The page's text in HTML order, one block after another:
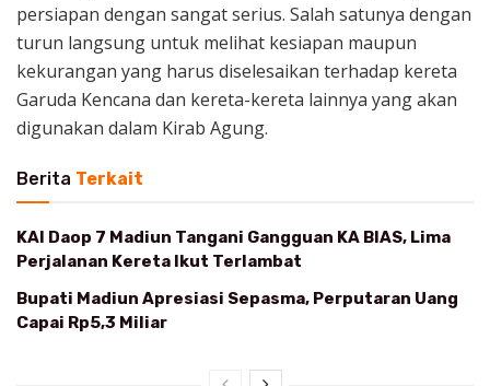
persiapan dengan sangat serius. Salah satunya dengan
turun langsung untuk melihat kesiapan maupun
kekurangan yang harus diselesaikan terhadap kereta
Garuda Kencana dan kereta-kereta lainnya yang akan
digunakan dalam Kirab Agung.
Berita Terkait
KAI Daop 7 Madiun Tangani Gangguan KA BIAS, Lima
Perjalanan Kereta Ikut Terlambat
Bupati Madiun Apresiasi Sepasma, Perputaran Uang
Capai Rp5,3 Miliar